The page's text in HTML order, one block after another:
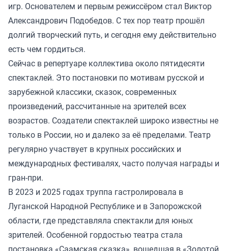
игр. Основателем и первым режиссёром стал Виктор
Александрович Подобедов. С тех пор театр прошёл
долгий творческий путь, и сегодня ему действительно
есть чем гордиться.
Сейчас в репертуаре коллектива около пятидесяти
спектаклей. Это постановки по мотивам русской и
зарубежной классики, сказок, современных
произведений, рассчитанные на зрителей всех
возрастов. Создатели спектаклей широко известны не
только в России, но и далеко за её пределами. Театр
регулярно участвует в крупных российских и
международных фестивалях, часто получая награды и
гран-при.
В 2023 и 2025 годах труппа гастролировала в
Луганской Народной Республике и в Запорожской
области, где представляла спектакли для юных
зрителей. Особенной гордостью театра стала